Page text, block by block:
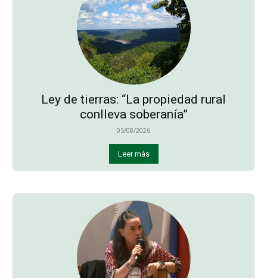
Ley de tierras: “La propiedad rural
conlleva soberanía”
05/08/2026
Leer más